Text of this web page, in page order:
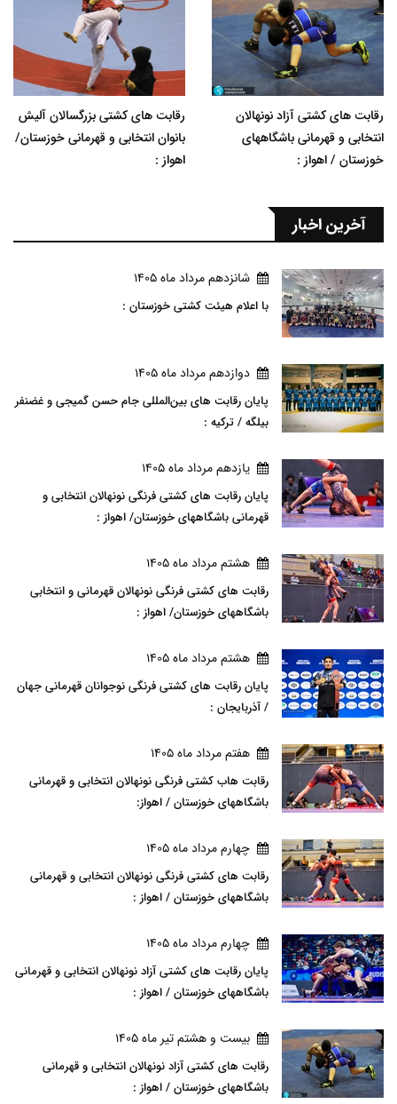
رقابت های کشتی آزاد نونهالان
انتخابی و قهرمانی باشگاههای
خوزستان / اهواز :
رقابت های کشتی بزرگسالان آلیش
بانوان انتخابی و قهرمانی خوزستان/
اهواز :
آخرین اخبار
شانزدهم مرداد ماه 1405
با اعلام هیئت کشتی خوزستان :
دوازدهم مرداد ماه 1405
پایان رقابت های بین‌المللی جام حسن گمیجی و غضنفر
بیلگه / ترکیه :
يازدهم مرداد ماه 1405
پایان رقابت های کشتی فرنگی نونهالان انتخابی و
قهرمانی باشگاههای خوزستان/ اهواز :
هشتم مرداد ماه 1405
رقابت های کشتی فرنگی نونهالان قهرمانی و انتخابی
باشگاههای خوزستان/ اهواز :
هشتم مرداد ماه 1405
پایان رقابت های کشتی فرنگی نوجوانان قهرمانی جهان
/ آذربایجان :
هفتم مرداد ماه 1405
رقابت هاب کشتی فرنگی نونهالان انتخابی و قهرمانی
باشگاههای خوزستان / اهواز:
چهارم مرداد ماه 1405
رقابت های کشتی فرنگی نونهالان انتخابی و قهرمانی
باشگاههای خوزستان / اهواز :
چهارم مرداد ماه 1405
پایان رقابت های کشتی آزاد نونهالان انتخابی و قهرمانی
باشگاههای خوزستان / اهواز :
بيست و هشتم تير ماه 1405
رقابت های کشتی آزاد نونهالان انتخابی و قهرمانی
باشگاههای خوزستان / اهواز :